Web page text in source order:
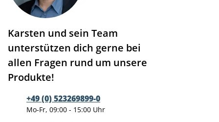
Karsten und sein Team
unterstützen dich gerne bei
allen Fragen rund um unsere
Produkte!
+49 (0) 523269899-0
Mo-Fr, 09:00 - 15:00 Uhr